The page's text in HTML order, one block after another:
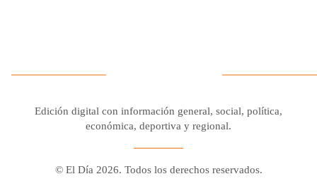
Edición digital con información general, social, política,
económica, deportiva y regional.
© El Día 2026. Todos los derechos reservados.